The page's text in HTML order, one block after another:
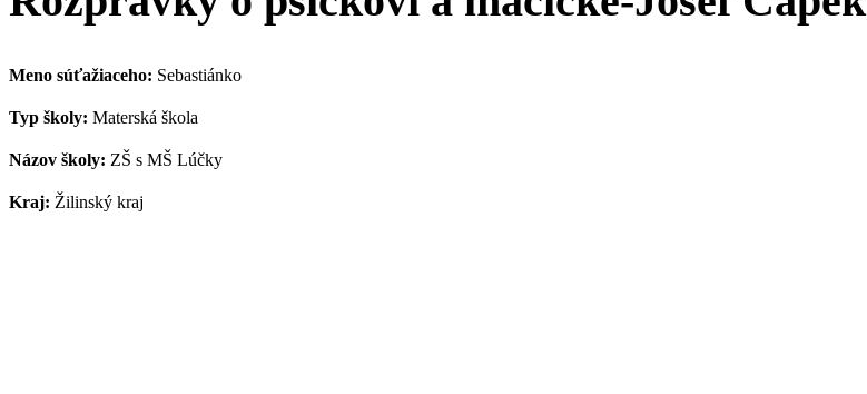
Meno súťažiaceho: Sebastiánko
Typ školy: Materská škola
Názov školy: ZŠ s MŠ Lúčky
Kraj: Žilinský kraj